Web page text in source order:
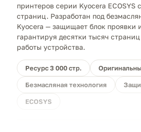
принтеров серии Kyocera ECOSYS
страниц. Разработан под
Kyocera — защищает блок проявки
гарантируя десятки тысяч
работы устройства.
Ресурс 3 000 стр.
Безмасляная технология
ECOSYS